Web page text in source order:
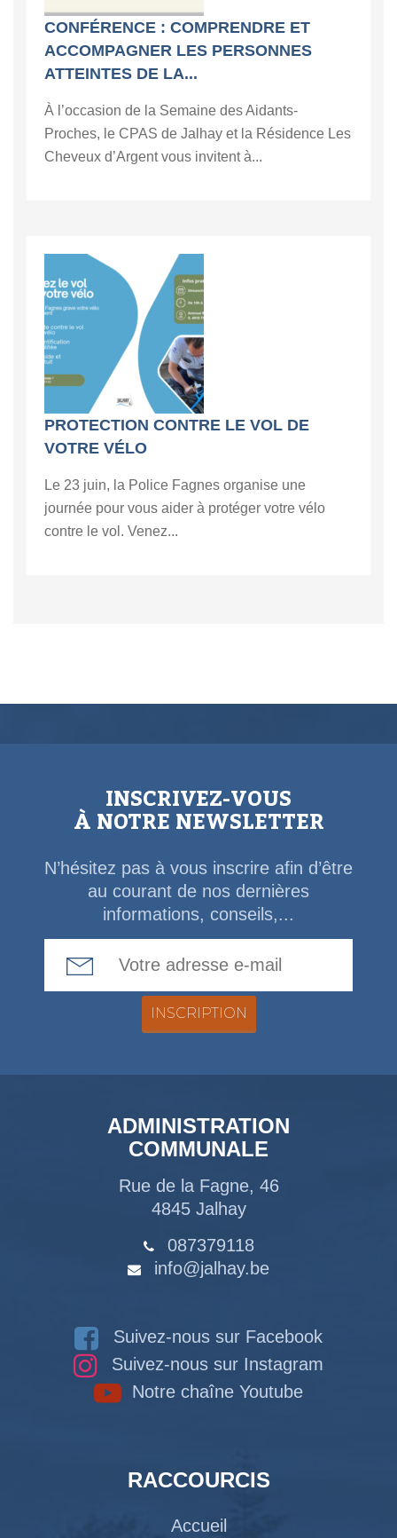
CONFÉRENCE : COMPRENDRE ET
ACCOMPAGNER LES PERSONNES
ATTEINTES DE LA...
À l’occasion de la Semaine des Aidants-
Proches, le CPAS de Jalhay et la Résidence Les
Cheveux d’Argent vous invitent à...
PROTECTION CONTRE LE VOL DE
VOTRE VÉLO
Le 23 juin, la Police Fagnes organise une
journée pour vous aider à protéger votre vélo
contre le vol. Venez...
INSCRIVEZ-VOUS
À NOTRE NEWSLETTER
N’hésitez pas à vous inscrire afin d’être
au courant de nos dernières
informations, conseils,...
ADMINISTRATION
COMMUNALE
Rue de la Fagne, 46
4845 Jalhay
087379118
info@jalhay.be
Suivez-nous sur Facebook
Suivez-nous sur Instagram
Notre chaîne Youtube
RACCOURCIS
Accueil